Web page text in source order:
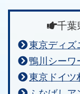
千葉
東京ディズ
鴨川シーワ
東京ドイツ